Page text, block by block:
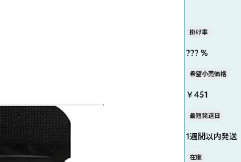
掛け率
??? %
希望小売価格
￥451
最短発送日
1週間以内発送
在庫